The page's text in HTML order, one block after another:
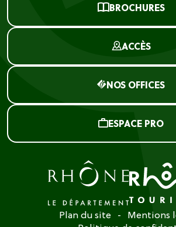
BROCHURES
ACCÈS
NOS OFFICES
ESPACE PRO
Plan du site
Mentions